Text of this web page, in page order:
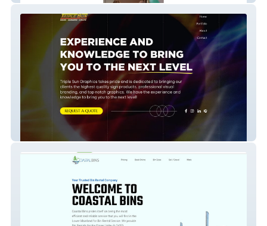
Triple Sun Graphics,